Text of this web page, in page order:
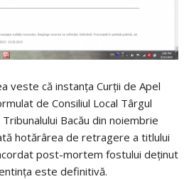
veste că instanţa Curţii de Apel
de Consiliul Local Târgul
Bacău din noiembrie
hotărârea de retragere a titlului
post-mortem fostului deţinut
este definitivă.